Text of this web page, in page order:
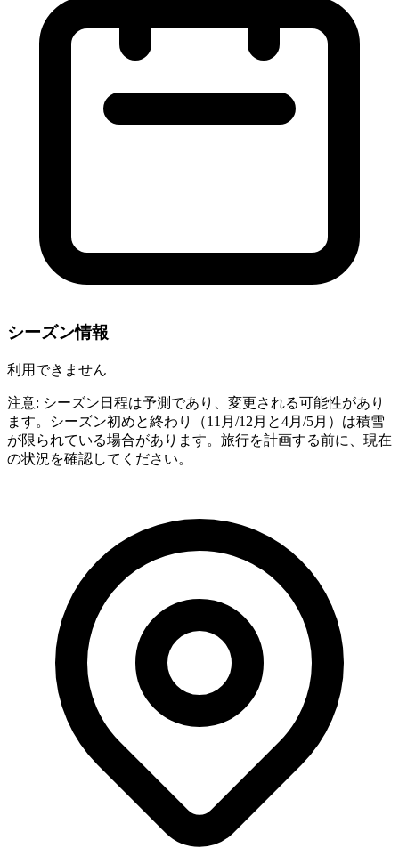
シーズン情報
利用できません
注意: シーズン日程は予測であり、変更される可能性があり
ます。シーズン初めと終わり（11月/12月と4月/5月）は積雪
が限られている場合があります。旅行を計画する前に、現在
の状況を確認してください。